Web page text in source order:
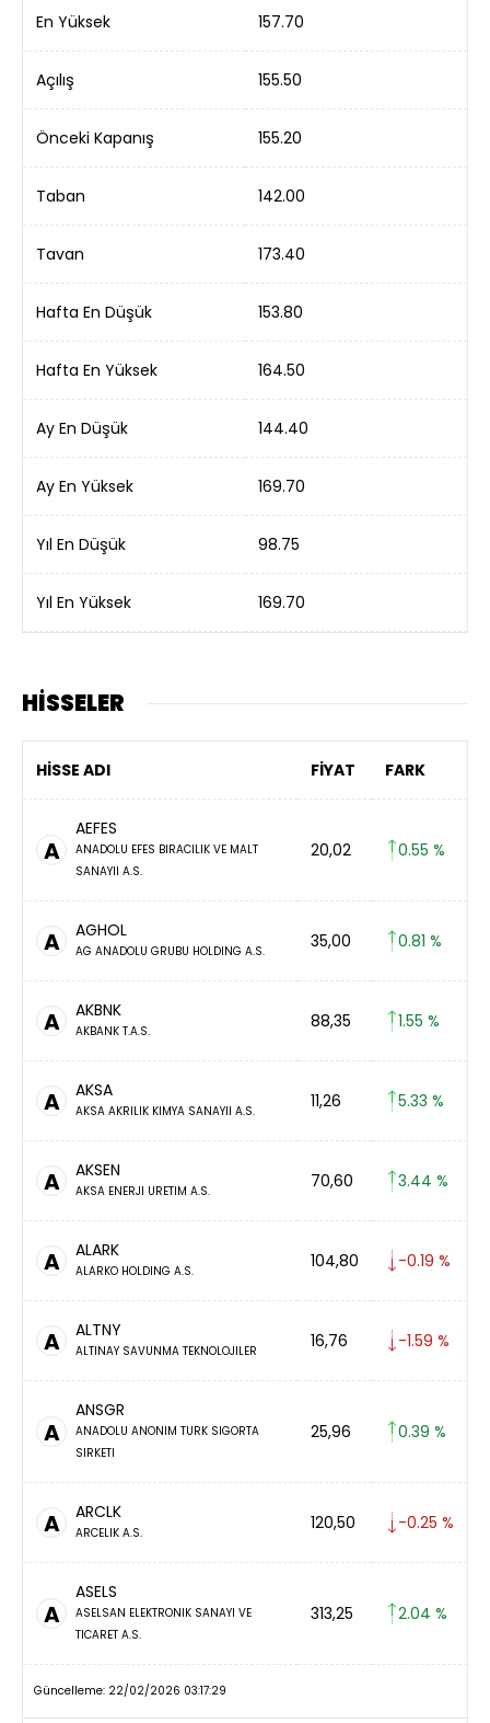
En Yüksek 157.70
Açılış 155.50
Önceki Kapanış 155.20
Taban 142.00
Tavan 173.40
Hafta En Düşük 153.80
Hafta En Yüksek 164.50
Ay En Düşük 144.40
Ay En Yüksek 169.70
Yıl En Düşük 98.75
Yıl En Yüksek 169.70
HİSSELER
HİSSE ADI FİYAT FARK
A
AEFES
ANADOLU EFES BIRACILIK VE MALT
SANAYII A.S.
20,02 0.55 %
A AGHOL
AG ANADOLU GRUBU HOLDING A.S. 35,00 0.81 %
A AKBNK
AKBANK T.A.S. 88,35 1.55 %
A AKSA
AKSA AKRILIK KIMYA SANAYII A.S. 11,26 5.33 %
A AKSEN
AKSA ENERJI URETIM A.S. 70,60 3.44 %
A ALARK
ALARKO HOLDING A.S. 104,80 -0.19 %
A ALTNY
ALTINAY SAVUNMA TEKNOLOJILER 16,76 -1.59 %
A
ANSGR
ANADOLU ANONIM TURK SIGORTA
SIRKETI
25,96 0.39 %
A ARCLK
ARCELIK A.S. 120,50 -0.25 %
A
ASELS
ASELSAN ELEKTRONIK SANAYI VE
TICARET A.S.
313,25 2.04 %
Güncelleme: 22/02/2026 03:17:29